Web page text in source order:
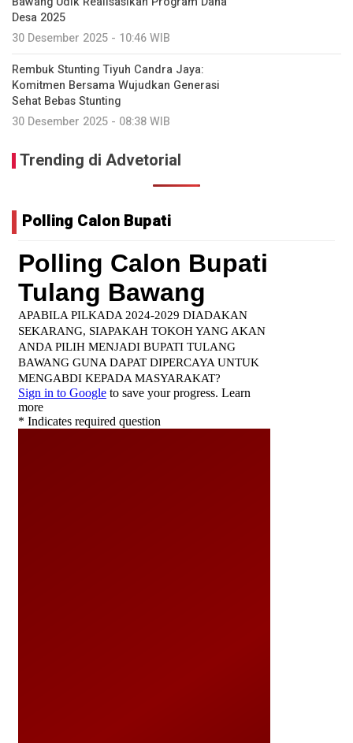
Desa 2025
30 Desember 2025 - 10:46 WIB
Rembuk Stunting Tiyuh Candra Jaya:
Komitmen Bersama Wujudkan Generasi
Sehat Bebas Stunting
30 Desember 2025 - 08:38 WIB
Trending di Advetorial
Polling Calon Bupati